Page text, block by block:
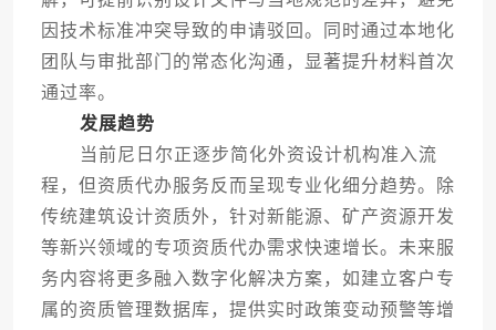
因技术标准冲突导致的申请驳回。同时通过本地化
团队与审批部门的常态化沟通，显著提升材料首次
通过率。
发展趋势
当前尼日尔正逐步简化外资设计机构准入流
程，但资质代办服务反而呈现专业化细分趋势。除
传统建筑设计资质外，针对新能源、矿产资源开发
等新兴领域的专项资质代办需求快速增长。未来服
务内容将更多融入数字化解决方案，如建立客户专
属的资质管理数据库，提供实时政策变动预警等增